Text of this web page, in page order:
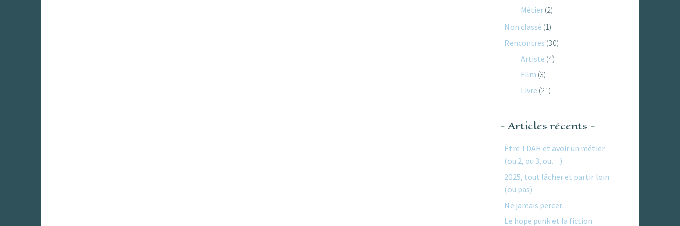
Métier (2)
Non classé (1)
Rencontres (30)
Artiste (4)
Film (3)
Livre (21)
Articles récents
Être TDAH et avoir un métier
(ou 2, ou 3, ou…)
2025, tout lâcher et partir loin
(ou pas)
Ne jamais percer…
Le hope punk et la fiction